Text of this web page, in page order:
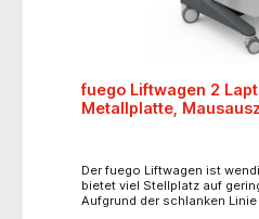
fuego Liftwagen 2
Metallplatte,
Der fuego Liftwagen ist
bietet viel Stellplatz auf
Aufgrund der schlanken